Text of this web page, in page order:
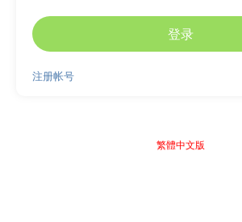
登录
注册帐号
繁體中文版